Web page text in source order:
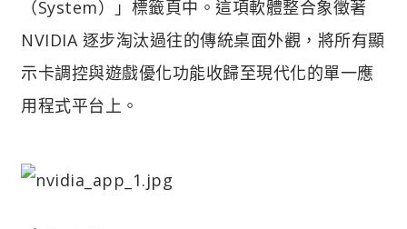
（System）」標籤頁中。這項軟體整合象徵著
NVIDIA 逐步淘汰過往的傳統桌面外觀，將所有顯
示卡調控與遊戲優化功能收歸至現代化的單一應
用程式平台上。